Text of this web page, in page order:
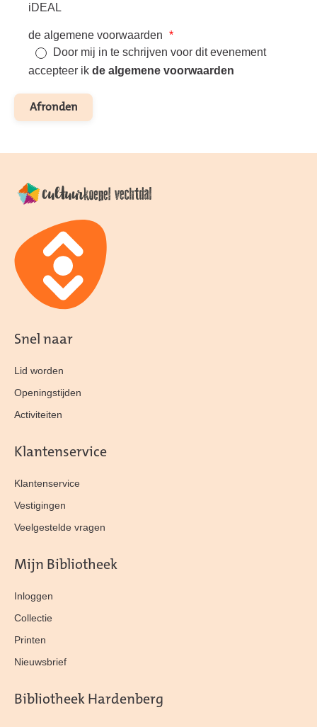
iDEAL
de algemene voorwaarden *
Door mij in te schrijven voor dit evenement
accepteer ik de algemene voorwaarden
Snel naar
Lid worden
Openingstijden
Activiteiten
Klantenservice
Klantenservice
Vestigingen
Veelgestelde vragen
Mijn Bibliotheek
Inloggen
Collectie
Printen
Nieuwsbrief
Bibliotheek Hardenberg